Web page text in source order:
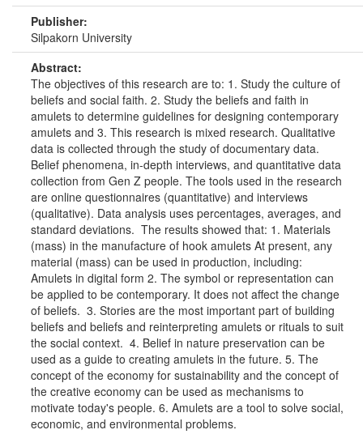
Publisher:
Silpakorn University
Abstract:
The objectives of this research are to: 1. Study the culture of
beliefs and social faith. 2. Study the beliefs and faith in
amulets to determine guidelines for designing contemporary
amulets and 3. This research is mixed research. Qualitative
data is collected through the study of documentary data.
Belief phenomena, in-depth interviews, and quantitative data
collection from Gen Z people. The tools used in the research
are online questionnaires (quantitative) and interviews
(qualitative). Data analysis uses percentages, averages, and
standard deviations. The results showed that: 1. Materials
(mass) in the manufacture of hook amulets At present, any
material (mass) can be used in production, including:
Amulets in digital form 2. The symbol or representation can
be applied to be contemporary. It does not affect the change
of beliefs. 3. Stories are the most important part of building
beliefs and beliefs and reinterpreting amulets or rituals to suit
the social context. 4. Belief in nature preservation can be
used as a guide to creating amulets in the future. 5. The
concept of the economy for sustainability and the concept of
the creative economy can be used as mechanisms to
motivate today's people. 6. Amulets are a tool to solve social,
economic, and environmental problems.